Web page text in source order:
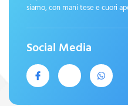
siamo, con mani tese e cuori
Social Media